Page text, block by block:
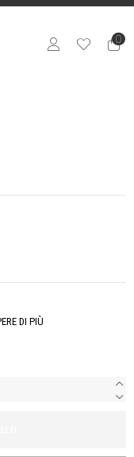
0
DI PIÙ